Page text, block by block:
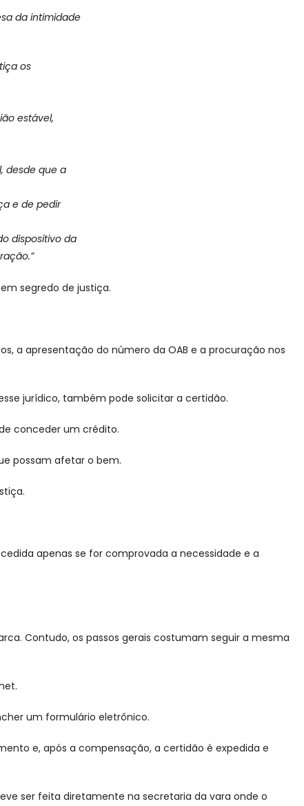
da intimidade
os
estável,
desde que a
e de pedir
dispositivo da
segredo de justiça.
a apresentação do número da OAB e a procuração nos
jurídico, também pode solicitar a certidão.
conceder um crédito.
possam afetar o bem.
apenas se for comprovada a necessidade e a
Contudo, os passos gerais costumam seguir a mesma
um formulário eletrônico.
e, após a compensação, a certidão é expedida e
ser feita diretamente na secretaria da vara onde o